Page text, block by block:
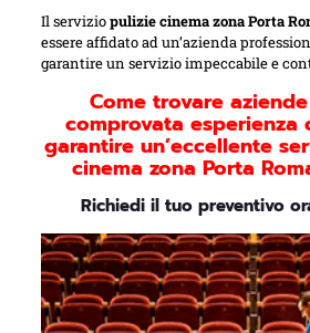
Il serviziopulizie cinema zona Porta
essere affidato ad un’azienda
garantire un servizio impeccabile e
Come trovare
comprovata esperienza
garantire un’eccellente
cinema zona Porta
Richiedi il tuo preventivo